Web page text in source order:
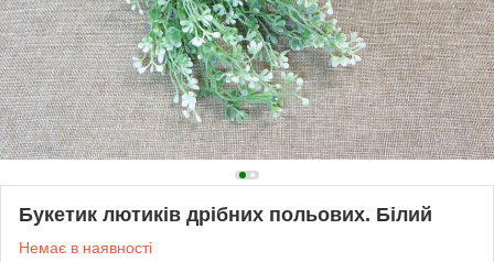
Букетик лютиків дрібних польових. Білий
Немає в наявності